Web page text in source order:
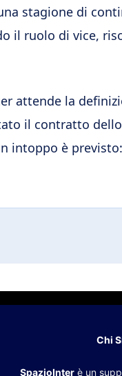
stagione di
il ruolo di vice,
attende la
il contratto
intoppo è
Chi
SpazioInterè un